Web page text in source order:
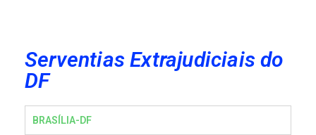
Serventias Extrajudiciais do
DF
BRASÍLIA-DF